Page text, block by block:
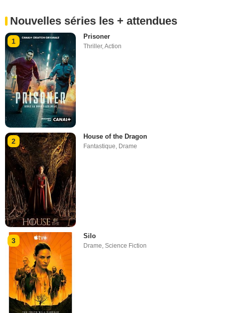
Nouvelles séries les + attendues
1
Prisoner
Thriller,Action
2
House of the Dragon
Fantastique Drame
3
Silo
Drame,Science Fiction